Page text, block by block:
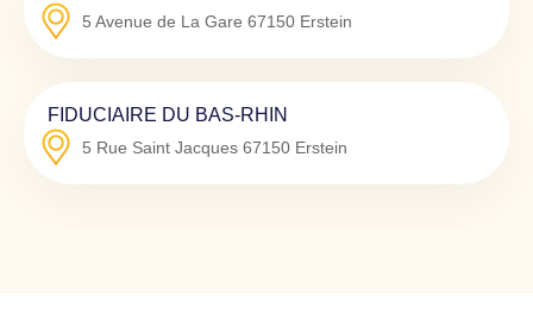
5 Avenue de La Gare 67150 Erstein
FIDUCIAIRE DU BAS-RHIN
5 Rue Saint Jacques 67150 Erstein